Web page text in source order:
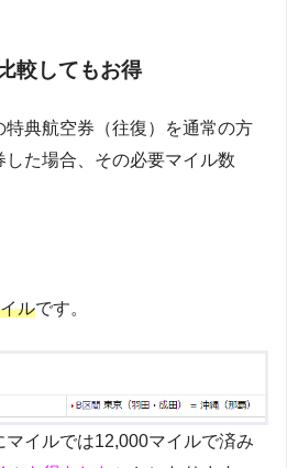
較してもお得
典航空券（往復）を通常の方
た場合、その必要マイル数
ルです。
イルでは12,000マイルで済み